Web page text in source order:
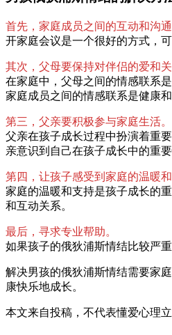
首先，家庭成员之间的互动和沟通
开家庭会议是一个很好的方式，
其次，父母要保持对伴侣的爱和关
在家庭中，父母之间的情感联系
家庭成员之间的情感联系是健康和
第三，父亲要积极参与家庭生活。
父亲在孩子成长过程中扮演着重
亲意识到自己在孩子成长中的重要
第四，让孩子感受到家庭的温暖和
家庭的温暖和支持是孩子成长的
和互动关系。
最后，寻求专业帮助。
如果孩子的俄狄浦斯情结比较严
解决男孩的俄狄浦斯情结需要家
康快乐地成长。
本文来自投稿，不代表懂爱心理